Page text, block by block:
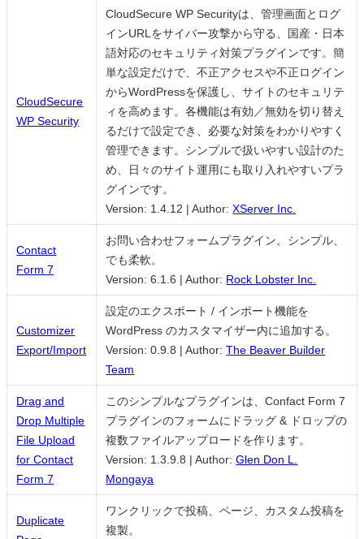
CloudSecure
WP Security
CloudSecure WP Securityは、管理画面とログ
インURLをサイバー攻撃から守る、国産・日本
語対応のセキュリティ対策プラグインです。簡
単な設定だけで、不正アクセスや不正ログイン
からWordPressを保護し、サイトのセキュリテ
ィを高めます。各機能は有効／無効を切り替え
るだけで設定でき、必要な対策をわかりやすく
管理できます。シンプルで扱いやすい設計のた
め、日々のサイト運用にも取り入れやすいプラ
グインです。
Version: 1.4.12 |Author:XServer Inc.
Contact
Form 7
お問い合わせフォームプラグイン。シンプル、
でも柔軟。
Version: 6.1.6 |Author: Rock Lobster Inc.
Customizer
Export/Import
設定のエクスポート / インポート機能を
WordPress のカスタマイザー内に追加する。
Version: 0.9.8 |Author:The Beaver Builder
Team
Drag and
Drop Multiple
File Upload
for Contact
Form 7
このシンプルなプラグインは、Confact Form 7
プラグインのフォームにドラッグ & ドロップの
複数ファイルアップロードを作ります。
Version: 1.3.9.8 |Author:Glen Don L.
Mongaya
Duplicate
ワンクリックで投稿、ページ、カスタム投稿を
複製。